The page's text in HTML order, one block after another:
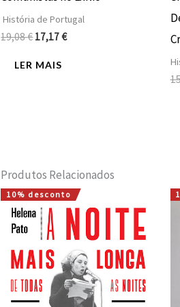
História de Portugal
19,08€17,17€
LER MAIS
Produtos Relacionados
10% desconto
O
preço
original
era:
16,00 €.
O
preço
atual
é:
14,40 €.